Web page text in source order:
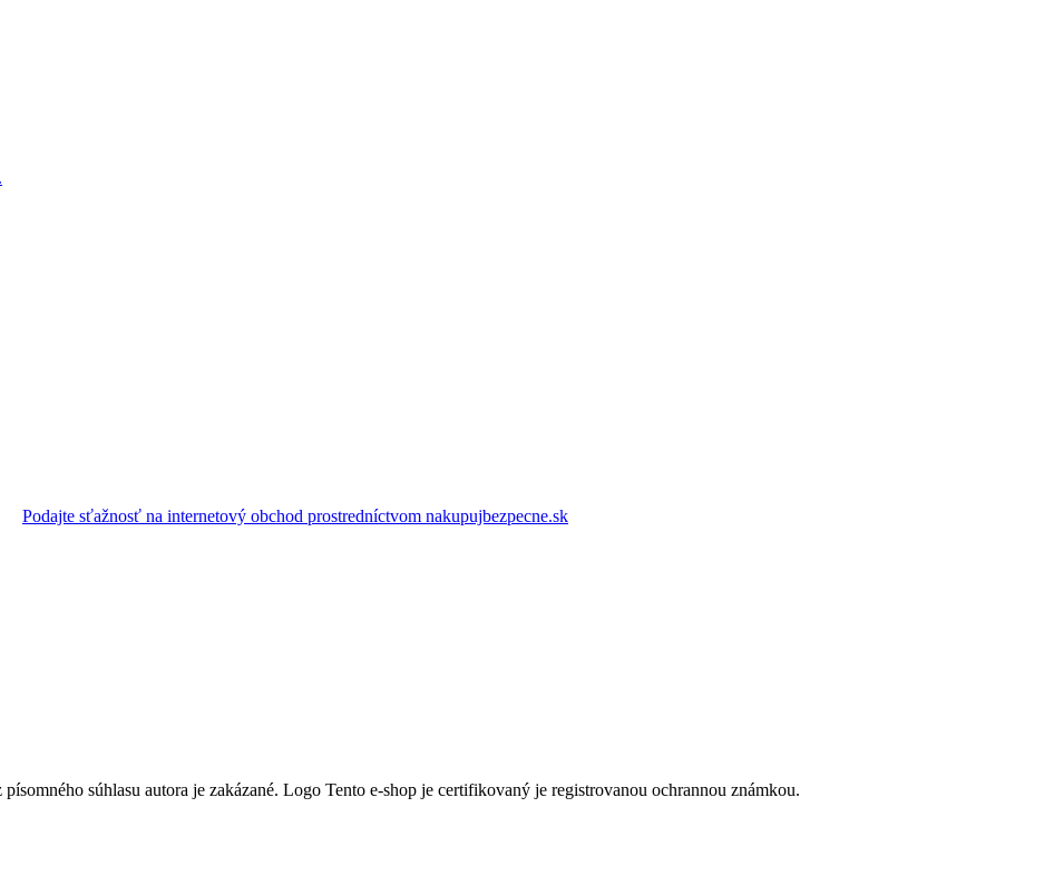
Podajte sťažnosť na internetový obchod prostredníctvom nakupujbezpecne.sk
súhlasu autora je zakázané. Logo Tento e-shop je certifikovaný je registrovanou ochrannou známkou.